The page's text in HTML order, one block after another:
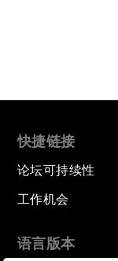
快捷链接
论坛可持续性
工作机会
语言版本